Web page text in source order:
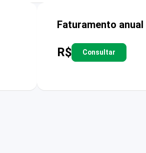
Faturamento anual
R$ Consultar